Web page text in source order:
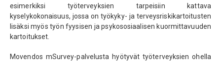
esimerkiksi työterveyksien tarpeisiin kattava
kyselykokonaisuus, jossa on työkyky- ja terveysriskikartoitusten
lisäksi myös työn fyysisen ja psykososiaalisen kuormittavuuden
kartoitukset.
Movendos mSurvey-palvelusta hyötyvät työterveyksien ohella